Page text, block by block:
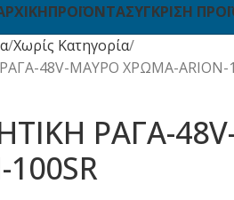
ΠΡΟΪΟΝΤΑΣΥΓΚΡΙΣΗ
Χωρίς Κατηγορία
48V-ΜΑΥΡΟ ΧΡΩΜΑ-ARION-
ΡΑΓΑ-
100SR